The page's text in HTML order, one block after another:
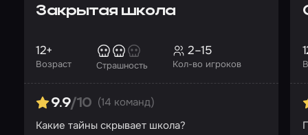
Закрытая школа
Возраст
12+
Страшность Кол-во игроков
2–15
9.9/10 (14 команд)
Какие тайны скрывает школа?